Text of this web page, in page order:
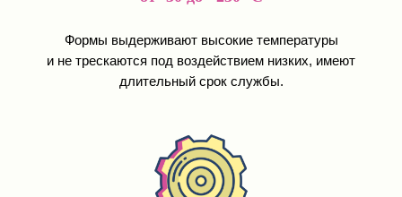
Формы выдерживают высокие температуры
и не трескаются под воздействием низких, имеют
длительный срок службы.